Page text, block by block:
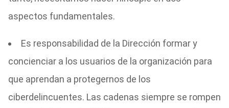
aspectos fundamentales.
Es responsabilidad de la Dirección formar y
concienciar a los usuarios de la organización para
que aprendan a protegernos de los
ciberdelincuentes. Las cadenas siempre se rompen